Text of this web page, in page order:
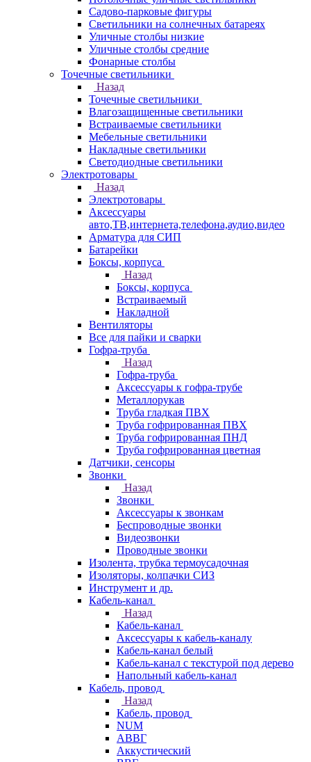
Садово-парковые фигуры
Светильники на солнечных батареях
Уличные столбы низкие
Уличные столбы средние
Фонарные столбы
Точечные светильники
Назад
Точечные светильники
Влагозащищенные светильники
Встраиваемые светильники
Мебельные светильники
Накладные светильники
Светодиодные светильники
Электротовары
Назад
Электротовары
Аксессуары
авто,ТВ,интернета,телефона,аудио,видео
Арматура для СИП
Батарейки
Боксы, корпуса
Назад
Боксы, корпуса
Встраиваемый
Накладной
Вентиляторы
Все для пайки и сварки
Гофра-труба
Назад
Гофра-труба
Аксессуары к гофра-трубе
Металлорукав
Труба гладкая ПВХ
Труба гофрированная ПВХ
Труба гофрированная ПНД
Труба гофрированная цветная
Датчики, сенсоры
Звонки
Назад
Звонки
Аксессуары к звонкам
Беспроводные звонки
Видеозвонки
Проводные звонки
Изолента, трубка термоусадочная
Изоляторы, колпачки СИЗ
Инструмент и др.
Кабель-канал
Назад
Кабель-канал
Аксессуары к кабель-каналу
Кабель-канал белый
Кабель-канал с текстурой под дерево
Напольный кабель-канал
Кабель, провод
Назад
Кабель, провод
NUM
АВВГ
Аккустический